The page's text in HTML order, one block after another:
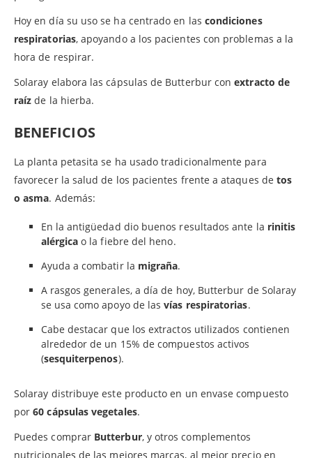
Hoy en día su uso se ha centrado en las condiciones
respiratorias, apoyando a los pacientes con problemas a la
hora de respirar.
Solaray elabora las cápsulas de Butterbur conextracto de
raíz de la hierba.
BENEFICIOS
La planta petasita se ha usado tradicionalmente para
favorecer la salud de los pacientes frente a ataques de tos
o asma. Además:
En la antigüedad dio buenos resultados ante la rinitis
alérgica o la fiebre del heno.
Ayuda a combatir la migraña.
A rasgos generales, a día de hoy, Butterbur de Solaray
se usa como apoyo de lasvías respiratorias.
Cabe destacar que los extractos utilizados contienen
alrededor de un 15% de compuestos activos
(sesquiterpenos).
Solaray distribuye este producto en un envase compuesto
por60 cápsulas vegetales.
Puedes comprar Butterbur, y otros complementos
nutricionales de las mejores marcas, al mejor precio en